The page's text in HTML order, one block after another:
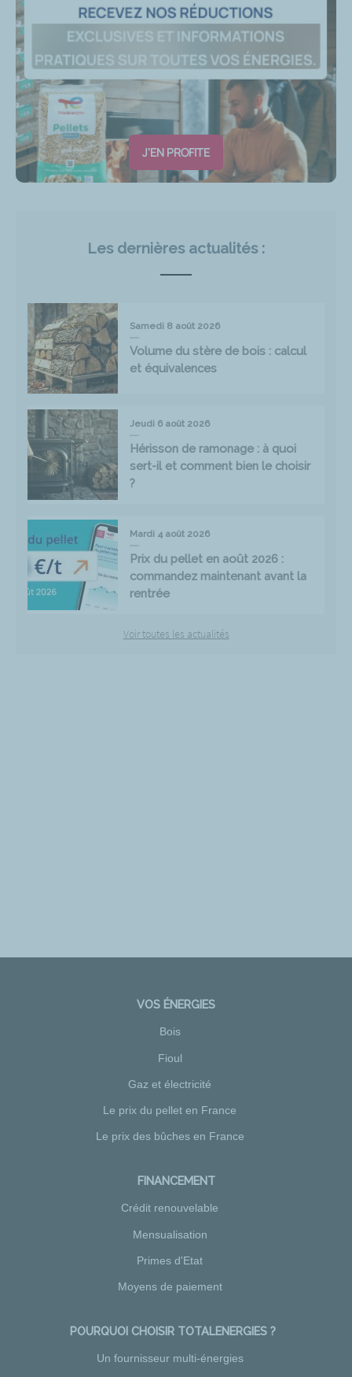
J'EN PROFITE
Les dernières actualités :
Samedi 8 août 2026
Volume du stère de bois : calcul
et équivalences
Jeudi 6 août 2026
Hérisson de ramonage : à quoi
sert-il et comment bien le choisir
?
Mardi 4 août 2026
Prix du pellet en août 2026 :
commandez maintenant avant la
rentrée
Voir toutes les actualités
VOS ÉNERGIES
Bois
Fioul
Gaz et électricité
Le prix du pellet en France
Le prix des bûches en France
FINANCEMENT
Crédit renouvelable
Mensualisation
Primes d'Etat
Moyens de paiement
POURQUOI CHOISIR TOTALENERGIES ?
Un fournisseur multi-énergies